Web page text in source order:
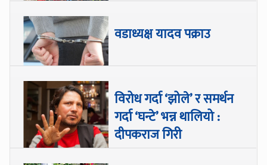
वडाध्यक्ष यादव पक्राउ
विरोध गर्दा ‘झोले’ र समर्थन
गर्दा ‘घन्टे’ भन्न थालियो :
दीपकराज गिरी